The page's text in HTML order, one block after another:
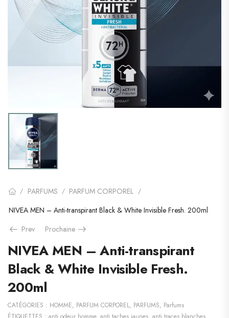
/ PARFUMS / PARFUM CORPOREL /
NIVEA MEN – Anti-transpirant Black & White Invisible Fresh. 200ml
Prev
Prochaine
NIVEA MEN – Anti-transpirant
Black & White Invisible Fresh.
200ml
CATÉGORIES : HOMME, PARFUM CORPOREL, PARFUMS, Parfums